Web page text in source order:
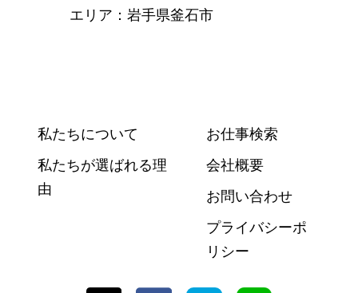
エリア：岩手県釜石市
私たちについて
私たちが選ばれる理
由
お仕事検索
会社概要
お問い合わせ
プライバシーポ
リシー